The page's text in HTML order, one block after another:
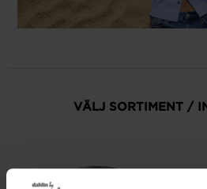
VÄLJ SORTIMENT /